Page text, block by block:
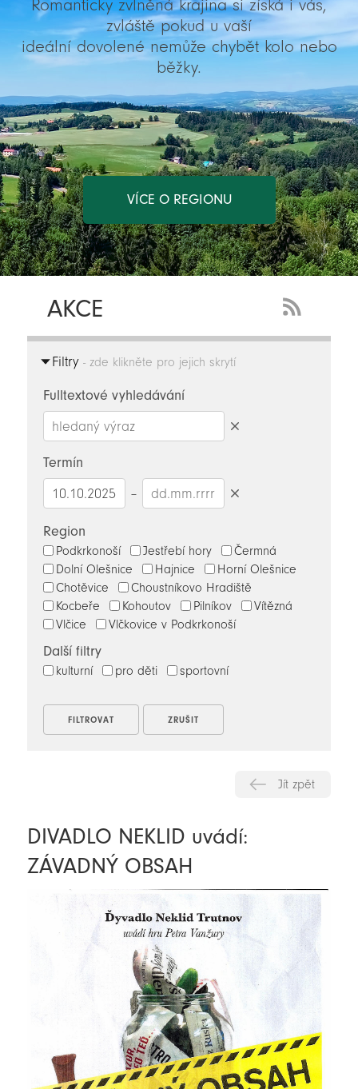
Romanticky zvlněná krajina si získá i vás,
zvláště pokud u vaší
ideální dovolené nemůže chybět kolo nebo
běžky.
VÍCE O REGIONU
AKCE
Feed
Filtry- zde klikněte pro jejich skrytí
Fulltextové vyhledávání
Termín
–
Region
Podkrkonoší Jestřebí hory
Čermná
Dolní Olešnice
Hajnice
Horní Olešnice
Chotěvice
Choustníkovo Hradiště
Kocbeře
Kohoutov Pilníkov
Vítězná
Vlčice
Vlčkovice v Podkrkonoší
Další filtry
kulturní pro děti sportovní
Jít zpět
DIVADLO NEKLID uvádí:
ZÁVADNÝ OBSAH